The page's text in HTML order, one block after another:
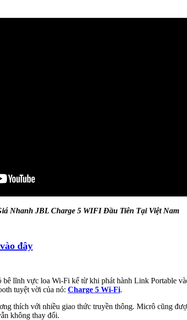
Nhanh JBL Charge 5 WIFI Đầu Tiên Tại Việt Nam
đây
lĩnh vực loa Wi-Fi kể từ khi phát hành Link Portable
tuyệt vời của nó: Charge 5 Wi-Fi.
thích với nhiều giao thức truyền thông. Micrô cũng
không thay đổi.